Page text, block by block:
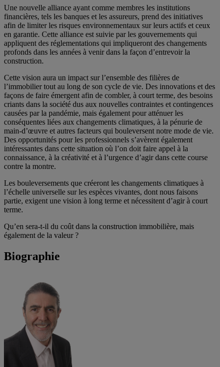
Une nouvelle alliance ayant comme membres les institutions
financières, tels les banques et les assureurs, prend des initiatives
afin de limiter les risques environnementaux sur leurs actifs et ceux
en garantie. Cette alliance est suivie par les gouvernements qui
appliquent des réglementations qui impliqueront des changements
profonds dans les années à venir dans la façon d’entrevoir la
construction.
Cette vision aura un impact sur l’ensemble des filières de
l’immobilier tout au long de son cycle de vie. Des innovations et des
façons de faire émergent afin de combler, à court terme, des besoins
criants dans la société dus aux nouvelles contraintes et contingences
causées par la pandémie, mais également pour atténuer les
conséquentes liées aux changements climatiques, à la pénurie de
main-d’œuvre et autres facteurs qui bouleversent notre mode de vie.
Des opportunités pour les professionnels s’avèrent également
intéressantes dans cette situation où l’on doit faire appel à la
connaissance, à la créativité et à l’urgence d’agir dans cette course
contre la montre.
Les bouleversements que créeront les changements climatiques à
l’échelle universelle sur les espèces vivantes, dont nous faisons
partie, exigent une vision à long terme et nécessitent d’agir à court
terme.
Qu’en sera-t-il du coût dans la construction immobilière, mais
également de la valeur ?
Biographie